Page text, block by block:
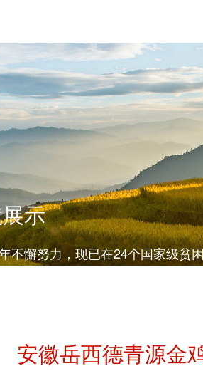
示
不懈努力，现已在24个国家级贫
带动逾26万建档立卡群众脱贫，
安徽岳西德青源金